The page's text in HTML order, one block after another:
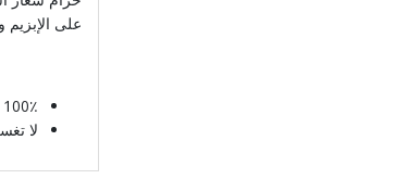
على
100٪ جلد البقر
لا